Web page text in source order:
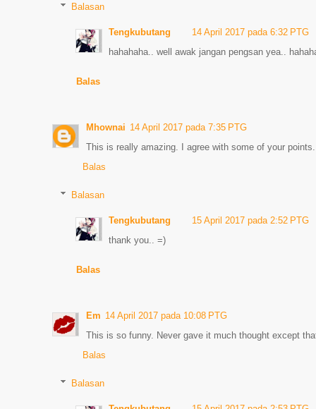
Balasan
Tengkubutang
14 April 2017 pada 6:32 PTG
hahahaha.. well awak jangan pengsan yea..
Balas
Mhownai 14 April 2017 pada 7:35 PTG
This is really amazing. I agree with some of your
Balas
Balasan
Tengkubutang
15 April 2017 pada 2:52 PTG
thank you.. =)
Balas
Em 14 April 2017 pada 10:08 PTG
This is so funny. Never gave it much thought except
Balas
Balasan